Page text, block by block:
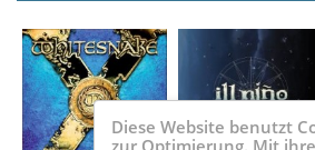
Diese Website benutzt
zur Optimierung. Mit